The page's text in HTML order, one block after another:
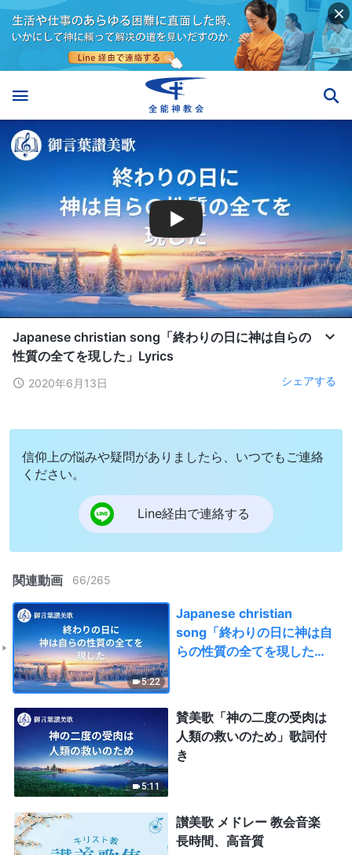
Japanese christian song「終わりの日に神は自らの
性質の全てを現した」Lyrics
2020年6月13日 シェアする
信仰上の悩みや疑問がありましたら、いつでもご連絡
ください。
Line経由で連絡する
関連動画 66/265
5:22
Japanese christian
song「終わりの日に神は自
らの性質の全てを現した」
5:11
賛美歌「神の二度の受肉は
人類の救いのため」歌詞付
き
讃美歌 メドレー 教会音楽
長時間、高音質